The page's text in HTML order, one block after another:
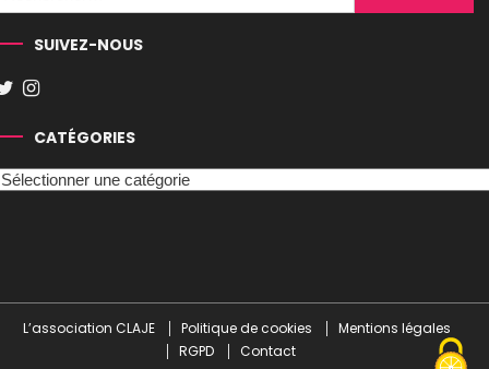
SUIVEZ-NOUS
CATÉGORIES
L’association CLAJE Politique de cookies
Mentions légales
RGPD
Contact